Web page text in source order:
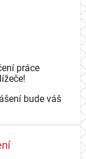
práce
bude váš